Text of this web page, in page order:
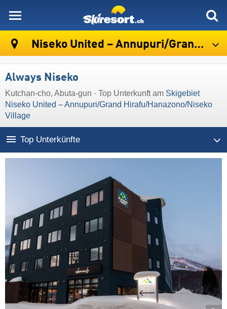
Niseko United – Annupuri/​Grand Hirafu/​Hanazono/​Niseko Village
Always Niseko
Kutchan-cho, Abuta-gun · Top Unterkunft am Skigebiet
Niseko United – Annupuri/​Grand Hirafu/​Hanazono/​Niseko
Village
Top Unterkünfte